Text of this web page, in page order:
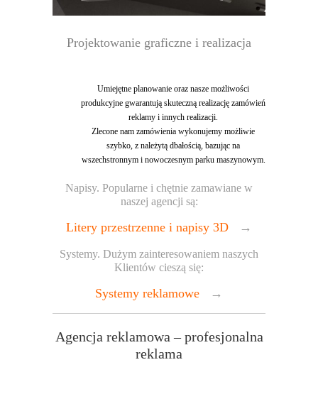
Projektowanie graficzne i realizacja
Umiejętne planowanie oraz nasze możliwości
produkcyjne gwarantują skuteczną realizację zamówień
reklamy i innych realizacji.
Zlecone nam zamówienia wykonujemy możliwie
szybko, z należytą dbałością, bazując na
wszechstronnym i nowoczesnym parku maszynowym.
Napisy. Popularne i chętnie zamawiane w
naszej agencji są:
Litery przestrzenne i napisy 3D →
Systemy. Dużym zainteresowaniem naszych
Klientów cieszą się:
Systemy reklamowe →
Agencja reklamowa – profesjonalna
reklama